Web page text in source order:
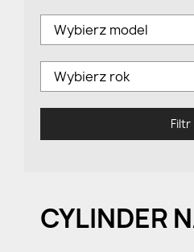
Wybierz model
Wybierz rok
Filtr
CYLINDER